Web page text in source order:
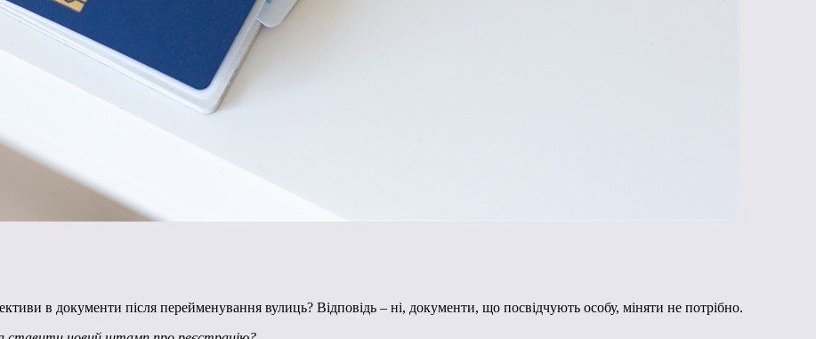
в документи після перейменування вулиць? Відповідь – ні, документи, що посвідчують особу, міняти не потрібно.